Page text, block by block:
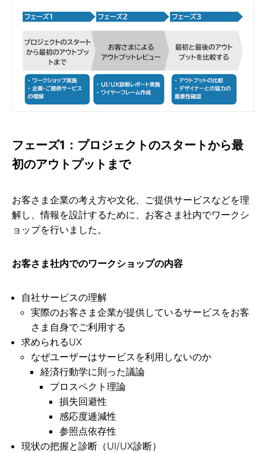
フェーズ1：プロジェクトのスタートから最
初のアウトプットまで
お客さま企業の考え方や文化、ご提供サービスなどを理
解し、情報を設計するために、お客さま社内でワークシ
ョップを行いました。
お客さま社内でのワークショップの内容
自社サービスの理解
実際のお客さま企業が提供しているサービスをお客
さま自身でご利用する
求められるUX
なぜユーザーはサービスを利用しないのか
経済行動学に則った議論
プロスペクト理論
損失回避性
感応度逓減性
参照点依存性
現状の把握と診断（UI/UX診断）